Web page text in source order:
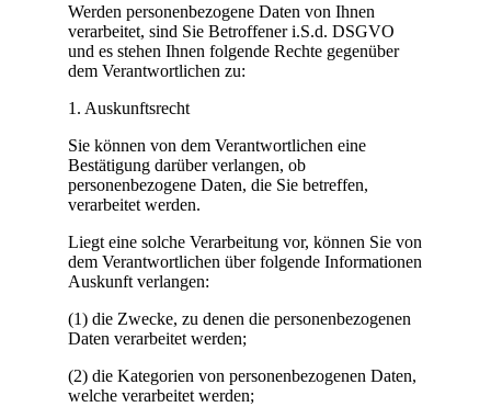
Werden personenbezogene Daten von Ihnen
verarbeitet, sind Sie Betroffener i.S.d. DSGVO
und es stehen Ihnen folgende Rechte gegenüber
dem Verantwortlichen zu:
1. Auskunftsrecht
Sie können von dem Verantwortlichen eine
Bestätigung darüber verlangen, ob
personenbezogene Daten, die Sie betreffen,
verarbeitet werden.
Liegt eine solche Verarbeitung vor, können Sie von
dem Verantwortlichen über folgende Informationen
Auskunft verlangen:
(1) die Zwecke, zu denen die personenbezogenen
Daten verarbeitet werden;
(2) die Kategorien von personenbezogenen Daten,
welche verarbeitet werden;